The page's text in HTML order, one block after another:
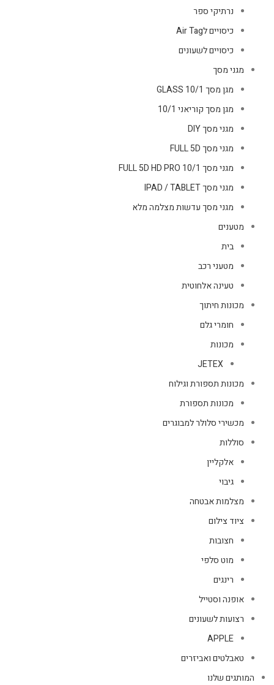
נרתיקי ספר
כיסויים לAir Tag
כיסויים לשעונים
מגני מסך
מגן מסך GLASS 10/1
מגן מסך קוריאני 10/1
מגני מסך DIY
מגני מסך FULL 5D
מגני מסך FULL 5D HD PRO 10/1
מגני מסך IPAD / TABLET
מגני מסך עדשות מצלמה מלא
מטענים
בית
מטעני רכב
טעינה אלחוטית
מכונות חיתוך
חומרי גלם
מכונות
JETEX
מכונות תספורת וגילוח
מכונות תספורת
מכשירי סלולר למבוגרים
סוללות
אלקליין
גיבוי
מצלמות אבטחה
ציוד צילום
חצובות
מוט סלפי
רינגים
אופנה וסטייל
רצועות לשעונים
APPLE
טאבלטים ואביזרים
המותגים שלנו